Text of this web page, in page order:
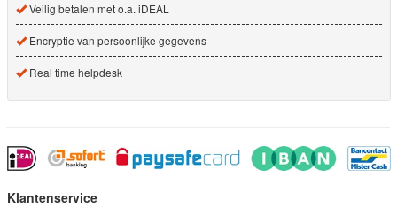
Veilig betalen met o.a. iDEAL
Encryptie van persoonlijke gegevens
Real time helpdesk
Klantenservice